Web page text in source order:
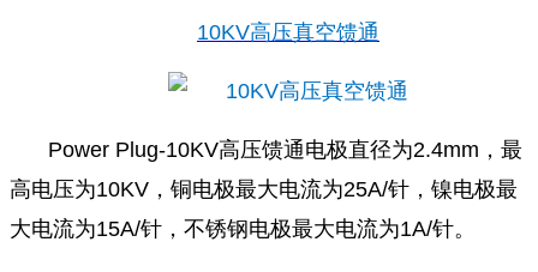
10KV高压真空馈通
Power Plug-10KV高压馈通电极直径为2.4mm，最
高电压为10KV，铜电极最大电流为25A/针，镍电极最
大电流为15A/针，不锈钢电极最大电流为1A/针。